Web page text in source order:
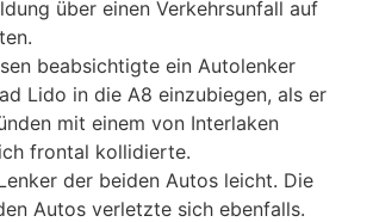
über einen Verkehrsunfall auf
beabsichtigte ein Autolenker
Lido in die A8 einzubiegen, als er
mit einem von Interlaken
frontal kollidierte.
der beiden Autos leicht. Die
Autos verletzte sich ebenfalls.